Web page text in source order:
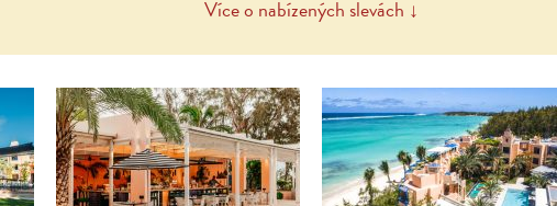
Více o nabízených slevách ↓